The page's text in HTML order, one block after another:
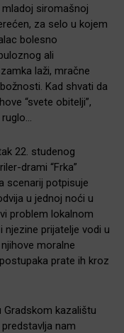
siromašnoj
za selo u kojem
bolesno
ali
laži, mračne
Kad shvati da
“svete obitelji”,
22. studenog
drami “Frka”
scenarij potpisuje
u jednoj noći u
problem lokalnom
njezine prijatelje vodi u
moralne
prate ih kroz
Gradskom kazalištu
nam